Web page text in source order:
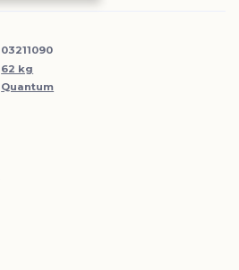
03211090
62 kg
Quantum